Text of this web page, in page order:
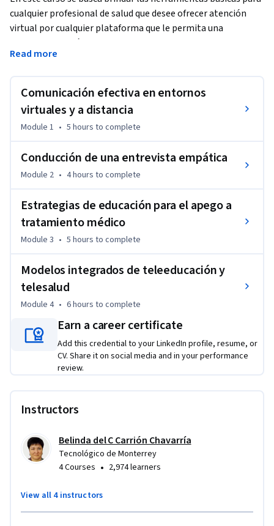
cualquier profesional de salud que desee ofrecer atención
virtual por cualquier plataforma que le permita una
videollamada. Cómo todo principiante esto representa un
desafío al incorporar nuevas herramientas en la atención
paso y descubrir las nuevas posibilidades que las tecnologías
Estar detrás de un monitor puede en un primer instante
considerarse una barrera para acercarnos al paciente
angustiado y para esto se han planteado una serie de
recomendaciones para conducir entrevistas empáticas en
entornos virtuales. A su vez también debemos reconocer que
modalidad estándar de cuidado a los pacientes por lo que es
necesario integrarlo a nuestra práctica de forma paulatina y
con guía de expertos en el tema.
En este curso también se revisará que Asociaciones Médicas e
Instituciones Educativas han girado su mirada a la necesidad
poblaciones que se encuentran en localidades distantes para
impulsar la equidad en atención a salud y puedan tener un
acceso oportuno a los servicios de salud de alta calidad.
Read more
Comunicación efectiva en entornos
virtuales y a distancia
Module 1 • 5 hours to complete
Conducción de una entrevista empática
Module 2 • 4 hours to complete
Estrategias de educación para el apego a
tratamiento médico
Module 3 • 5 hours to complete
Modelos integrados de teleeducación y
telesalud
Module 4 • 6 hours to complete
Earn a career certificate
Add this credential to your LinkedIn profile, resume, or
CV. Share it on social media and in your performance
review.
Instructors
Belinda del C Carrión Chavarría
Tecnológico de Monterrey
4 Courses • 2,974 learners
View all 4 instructors